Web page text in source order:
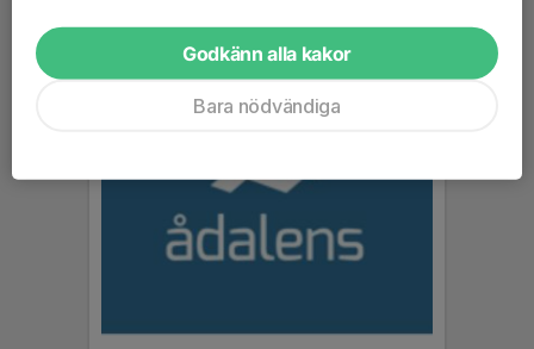
Godkänn alla kakor
Bara nödvändiga